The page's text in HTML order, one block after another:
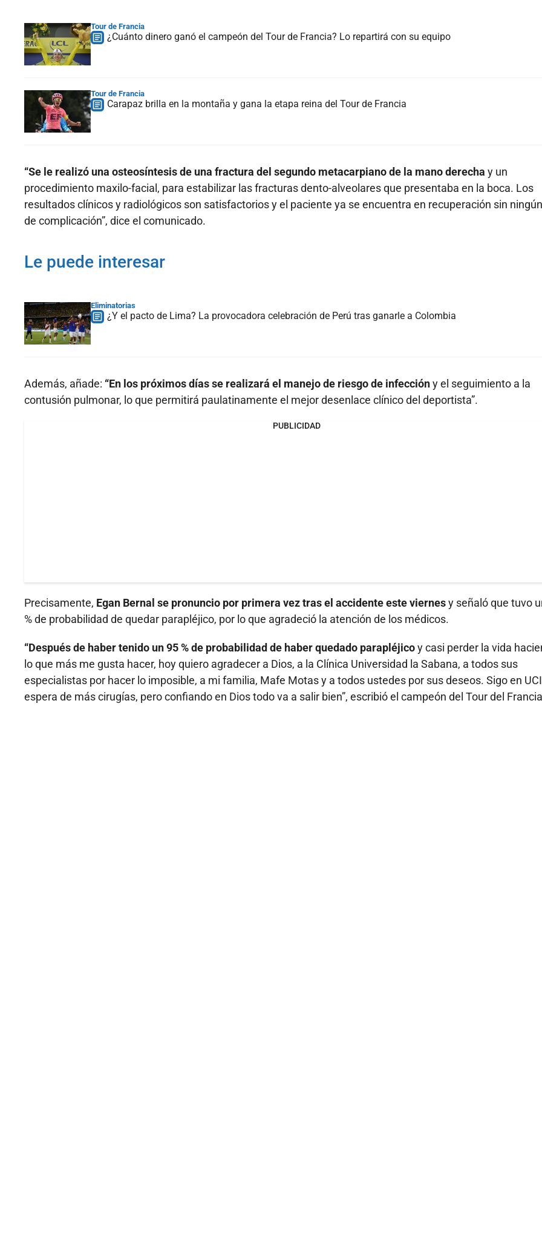
Tour de Francia
¿Cuánto dinero ganó el campeón del Tour de Francia? Lo repartirá con su equipo
Tour de Francia
Carapaz brilla en la montaña y gana la etapa reina del Tour de Francia
“Se le realizó una osteosíntesis de una fractura del segundo metacarpiano de la mano derecha y un
procedimiento maxilo-facial, para estabilizar las fracturas dento-alveolares que presentaba en la boca. Los
resultados clínicos y radiológicos son satisfactorios y el paciente ya se encuentra en recuperación sin
de complicación”, dice el comunicado.
Le puede interesar
Eliminatorias
¿Y el pacto de Lima? La provocadora celebración de Perú tras ganarle a Colombia
Además, añade: “En los próximos días se realizará el manejo de riesgo de infeccióny el seguimiento a la
contusión pulmonar, lo que permitirá paulatinamente el mejor desenlace clínico del deportista”.
PUBLICIDAD
Precisamente, Egan Bernal se pronuncio por primera vez tras el accidente este viernesy señaló que tuvo
% de probabilidad de quedar parapléjico, por lo que agradeció la atención de los médicos.
“Después de haber tenido un 95 % de probabilidad de haber quedado parapléjicoy casi perder la vida
lo que más me gusta hacer, hoy quiero agradecer a Dios, a la Clínica Universidad la Sabana, a todos sus
especialistas por hacer lo imposible, a mi familia, Mafe Motas y a todos ustedes por sus deseos. Sigo en
espera de más cirugías, pero confiando en Dios todo va a salir bien”, escribió el campeón del Tour del